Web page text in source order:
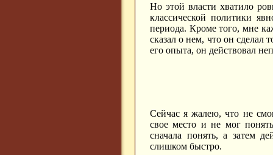
Но этой власти хватило
классической политики
периода. Кроме того, мне
сказал о нем, что он сделал
его опыта, он действовал
Сейчас я жалею, что не
свое место и не мог
сначала понять, а затем
слишком быстро.